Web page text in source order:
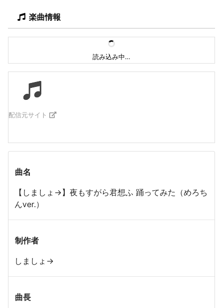
楽曲情報
読み込み中…
配信元サイト
曲名
【しましょ→】夜もすがら君想ふ 踊ってみた（めろち
んver.）
制作者
しましょ→
曲長